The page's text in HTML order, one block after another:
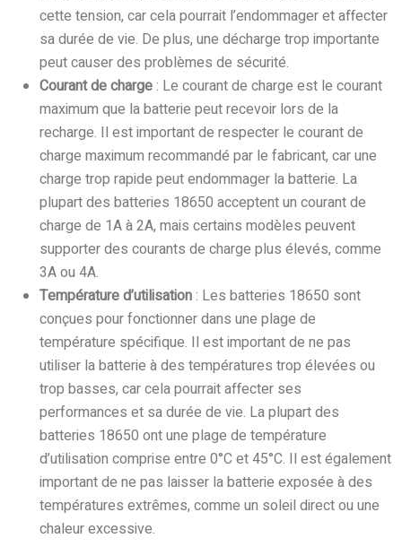
cette tension, car cela pourrait l’endommager et affecter
sa durée de vie. De plus, une décharge trop importante
peut causer des problèmes de sécurité.
Courant de charge: Le courant de charge est le courant
maximum que la batterie peut recevoir lors de la
recharge. Il est important de respecter le courant de
charge maximum recommandé par le fabricant, car une
charge trop rapide peut endommager la batterie. La
plupart des batteries 18650 acceptent un courant de
charge de 1A à 2A, mais certains modèles peuvent
supporter des courants de charge plus élevés, comme
3A ou 4A.
Température d’utilisation: Les batteries 18650 sont
conçues pour fonctionner dans une plage de
température spécifique. Il est important de ne pas
utiliser la batterie à des températures trop élevées ou
trop basses, car cela pourrait affecter ses
performances et sa durée de vie. La plupart des
batteries 18650 ont une plage de température
d’utilisation comprise entre 0°C et 45°C. Il est également
important de ne pas laisser la batterie exposée à des
températures extrêmes, comme un soleil direct ou une
chaleur excessive.